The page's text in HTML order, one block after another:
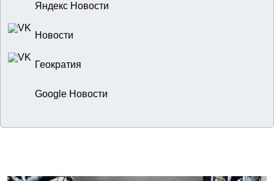
Яндекс Новости
Новости
Геократия
Google Новости